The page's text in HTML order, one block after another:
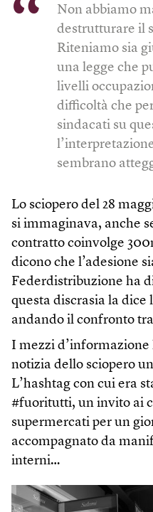
Non abbiamo
destrutturare il
Riteniamo sia
una legge che
livelli
difficoltà che
sindacati su
sembrano
Lo sciopero del 28
si immaginava, anche
contratto coinvolge
dicono che l’adesione
Federdistribuzione ha
questa discrasia la dice
andando il confronto
I mezzi
notizia dello sciopero
L’hashtag con cui era
#fuoritutti, un invito ai
supermercati per un
accompagnato da
interni…